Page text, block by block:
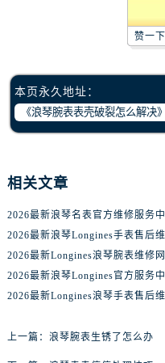
赞一下
本页永久地址：
相关文章
上一篇： 浪琴腕表生锈了怎么办